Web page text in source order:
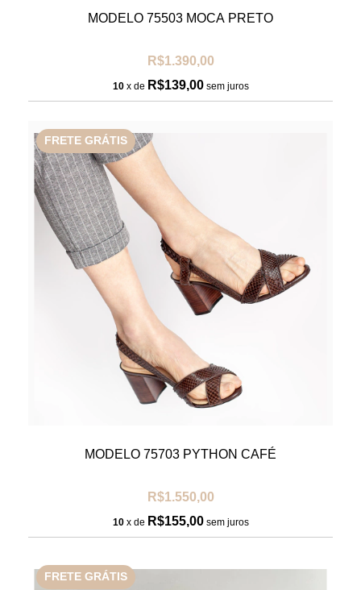
MODELO 75503 MOCA PRETO
R$1.390,00
10 x de R$139,00 sem juros
FRETE GRÁTIS
MODELO 75703 PYTHON CAFÉ
R$1.550,00
10 x de R$155,00 sem juros
FRETE GRÁTIS